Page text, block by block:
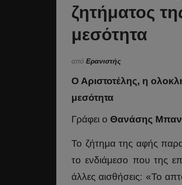
ζητήματος
μεσότητα
από Ερανιστής
Ο Αριστοτέλης, η
μεσότητα
Γράφει ο Θανάσης
Το ζήτημα της αφής
το ενδιάμεσο που της
άλλες αισθήσεις: «Το